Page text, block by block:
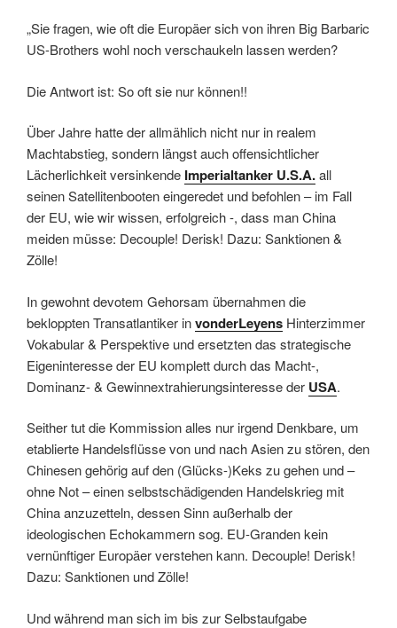
„Sie fragen, wie oft die Europäer sich von ihren Big Barbaric
US-Brothers wohl noch verschaukeln lassen werden?
Die Antwort ist: So oft sie nur können!!
Über Jahre hatte der allmählich nicht nur in realem
Machtabstieg, sondern längst auch offensichtlicher
Lächerlichkeit versinkende Imperialtanker U.S.A.all
seinen Satellitenbooten eingeredet und befohlen – im Fall
der EU, wie wir wissen, erfolgreich -, dass man China
meiden müsse: Decouple! Derisk! Dazu: Sanktionen &
Zölle!
In gewohnt devotem Gehorsam übernahmen die
bekloppten Transatlantiker invonderLeyens Hinterzimmer
Vokabular & Perspektive und ersetzten das strategische
Eigeninteresse der EU komplett durch das Macht-,
Dominanz- & Gewinnextrahierungsinteresse der USA.
Seither tut die Kommission alles nur irgend Denkbare, um
etablierte Handelsflüsse von und nach Asien zu stören, den
Chinesen gehörig auf den (Glücks-)Keks zu gehen und –
ohne Not – einen selbstschädigenden Handelskrieg mit
China anzuzetteln, dessen Sinn außerhalb der
ideologischen Echokammern sog. EU-Granden kein
vernünftiger Europäer verstehen kann. Decouple! Derisk!
Dazu: Sanktionen und Zölle!
Und während man sich im bis zur Selbstaufgabe